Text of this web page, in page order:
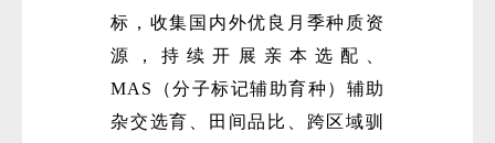
标，收集国内外优良月季种质资
源，持续开展亲本选配、
MAS（分子标记辅助育种）辅助
杂交选育、田间品比、跨区域驯